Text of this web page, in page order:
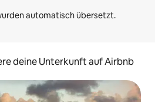
deine Unterkunft auf Airbnb